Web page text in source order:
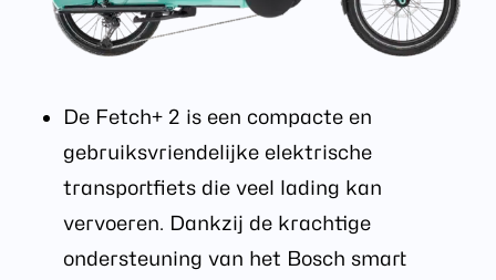
De Fetch+ 2 is een compacte en
gebruiksvriendelijke elektrische
transportfiets die veel lading kan
vervoeren. Dankzij de krachtige
ondersteuning van het Bosch smart